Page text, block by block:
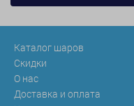
Каталог шаров
Скидки
О нас
Доставка и оплата